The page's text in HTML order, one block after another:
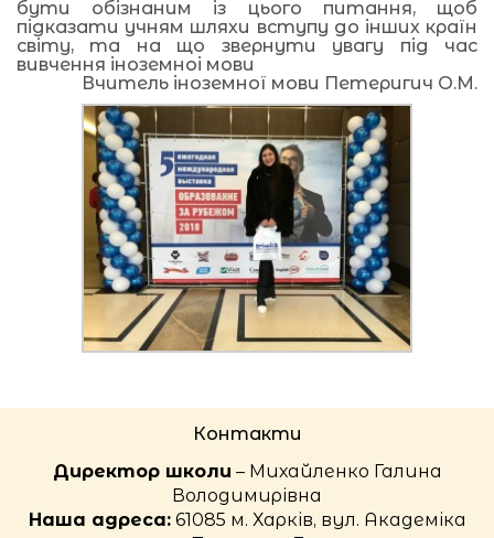
бути обізнаним із цього питання, щоб
підказати учням шляхи вступу до інших країн
світу, та на що звернути увагу під час
вивчення іноземноі мови
Вчитель іноземної мови Петеригич О.М.
Контакти
Директор школи – Михайленко Галина
Володимирівна
Наша адреса:61085 м. Харків, вул. Академіка